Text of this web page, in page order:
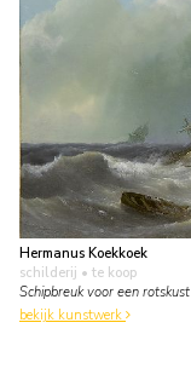
Hermanus Koekkoek
schilderij • te koop
Schipbreuk voor een rotskust
bekijk kunstwerk